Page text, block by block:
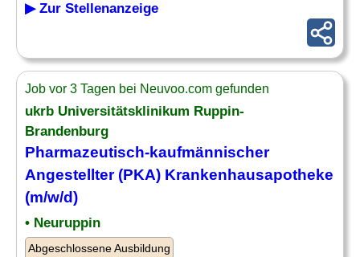
▶ Zur Stellenanzeige
Job vor 3 Tagen bei Neuvoo.com gefunden
ukrb Universitätsklinikum Ruppin-
Brandenburg
Pharmazeutisch-kaufmännischer
Angestellter(PKA) Krankenhausapotheke
(m/w/d)
• Neuruppin
Abgeschlossene Ausbildung